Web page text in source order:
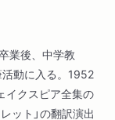
業後、中学教
動に入る。1952
イクスピア全集の
ット」の翻訳演出